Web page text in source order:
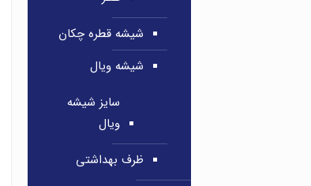
شیشه قطره چکان
شیشه ویال
سایز شیشه
ویال
ظرف بهداشتی